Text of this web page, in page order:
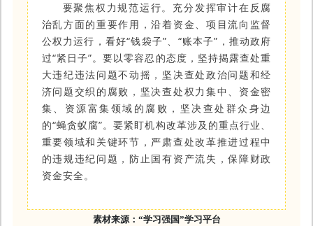
要聚焦权力规范运行。充分发挥审计在反腐
治乱方面的重要作用，沿着资金、项目流向监督
公权力运行，看好“钱袋子”、“账本子”，推动政府
过“紧日子”。要以零容忍的态度，坚持揭露查处重
大违纪违法问题不动摇，坚决查处政治问题和经
济问题交织的腐败，坚决查处权力集中、资金密
集、资源富集领域的腐败，坚决查处群众身边
的“蝇贪蚁腐”。要紧盯机构改革涉及的重点行业、
重要领域和关键环节，严肃查处改革推进过程中
的违规违纪问题，防止国有资产流失，保障财政
资金安全。
素材来源： “学习强国”学习平台